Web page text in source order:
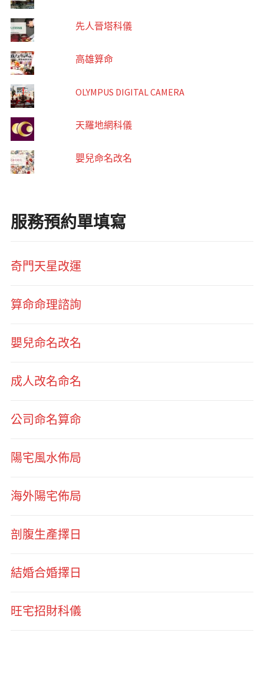
先人晉塔科儀
高雄算命
OLYMPUS DIGITAL CAMERA
天羅地網科儀
嬰兒命名改名
服務預約單填寫
奇門天星改運
算命命理諮詢
嬰兒命名改名
成人改名命名
公司命名算命
陽宅風水佈局
海外陽宅佈局
剖腹生產擇日
結婚合婚擇日
旺宅招財科儀